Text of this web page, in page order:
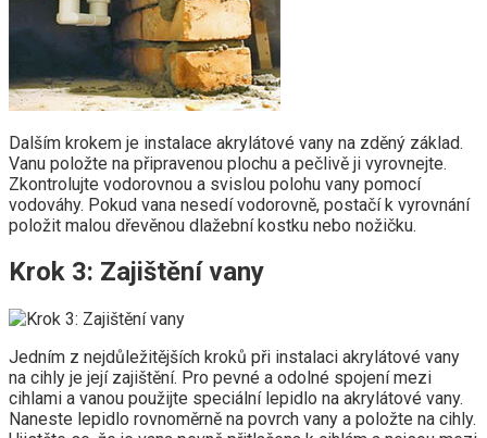
Dalším krokem je instalace akrylátové vany na zděný základ.
Vanu položte na připravenou plochu a pečlivě ji vyrovnejte.
Zkontrolujte vodorovnou a svislou polohu vany pomocí
vodováhy. Pokud vana nesedí vodorovně, postačí k vyrovnání
položit malou dřevěnou dlažební kostku nebo nožičku.
Krok 3: Zajištění vany
Jedním z nejdůležitějších kroků při instalaci akrylátové vany
na cihly je její zajištění. Pro pevné a odolné spojení mezi
cihlami a vanou použijte speciální lepidlo na akrylátové vany.
Naneste lepidlo rovnoměrně na povrch vany a položte na cihly.